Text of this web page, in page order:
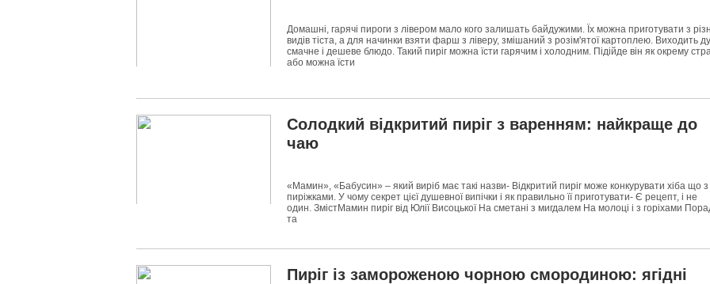
Домашні, гарячі пироги з лівером мало кого залишать байдужими. Їх можна приготувати з
видів тіста, а для начинки взяти фарш з ліверу, змішаний з розім'ятої картоплею. Виходить
смачне і дешеве блюдо. Такий пиріг можна їсти гарячим і холодним. Підійде він як окрему
або можна їсти
Солодкий відкритий пиріг з варенням: найкраще до
чаю
«Мамин», «Бабусин» – який виріб має такі назви- Відкритий пиріг може конкурувати хіба що з
пиріжками. У чому секрет цієї душевної випічки і як правильно її приготувати- Є рецепт, і не
один. ЗмістМамин пиріг від Юлії Висоцької На сметані з мигдалем На молоці і з горіхами
та
Пиріг із замороженою чорною смородиною: ягідні